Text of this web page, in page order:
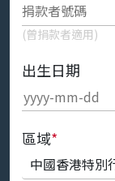
(曾捐款者適用)
出生日期
區域*